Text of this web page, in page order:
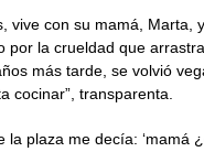
vive con su mamá, Marta,
por la crueldad que
más tarde, se volvió
cocinar”, transparenta.
la plaza me decía: ‘mamá